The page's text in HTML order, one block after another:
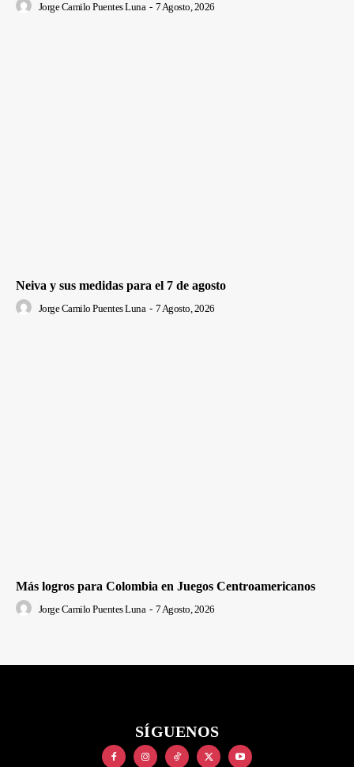
Jorge Camilo Puentes Luna - 7 Agosto, 2026
Neiva y sus medidas para el 7 de agosto
Jorge Camilo Puentes Luna - 7 Agosto, 2026
Más logros para Colombia en Juegos Centroamericanos
Jorge Camilo Puentes Luna - 7 Agosto, 2026
SÍGUENOS